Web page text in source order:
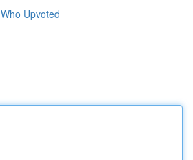
Who Upvoted